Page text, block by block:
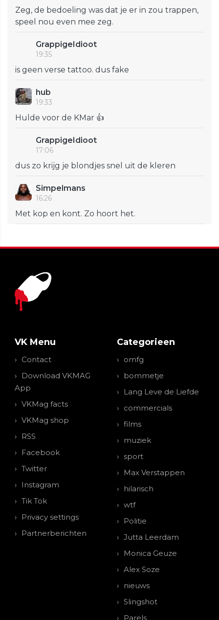
Zeg, de bedoeling was dat je er in zou trappen,
speel nou even mee zeg.
GrappigeIdioot
19:35
is geen verse tattoo. dus fake
hub
19:33
Hulde voor de KMar 👍
GrappigeIdioot
17:06
dus zo krijg je blondjes snel uit de kleren
Simpelmans
16:26
Met kop en kont. Zo hoort het.
VK Menu
Contact
Download VKMAG
App
VKMag facts
VKMag shop
RSS
Facebook
Twitter
Instagram
Tik Tok
Privacy settings
Partnerberichten
Categorieen
omfg
bommetje
Lang Leve de Liefde
commercials
films
muziek
sport
Max Verstappen
hilarisch
wtf
Politie
Jutta Leerdam
Monica Geuze
Alex Soze
nieuws
Slingshot
Parels